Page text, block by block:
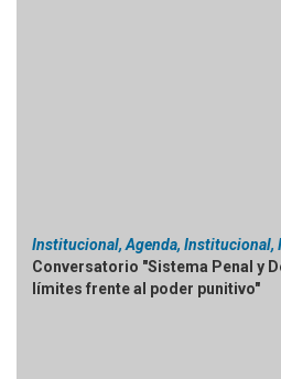
Institucional, Agenda, Institucional,
Conversatorio "Sistema Penal y
límites frente al poder punitivo"